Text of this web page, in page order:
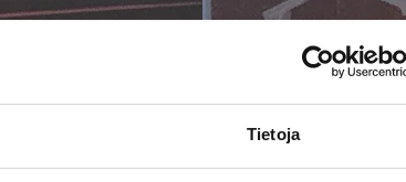
Tietoja